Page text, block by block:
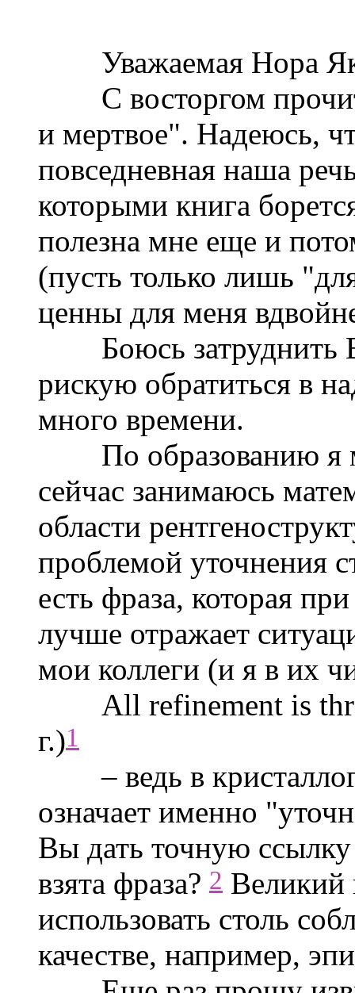
Уважаемая Нора
С восторгом
и мертвое". Надеюсь,
повседневная наша
которыми книга
полезна мне еще и
(пусть только лишь
ценны для меня
Боюсь затруднить
рискую обратиться в
много времени.
По образованию я
сейчас занимаюсь
области
проблемой уточнения
есть фраза, которая
лучше отражает
мои коллеги (и я в их
All refinement is
г.)1
– ведь в
означает именно
Вы дать точную ссылку
взята фраза? 2 Великий
использовать столь
качестве, например,